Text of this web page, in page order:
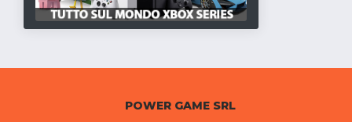
POWER GAME SRL